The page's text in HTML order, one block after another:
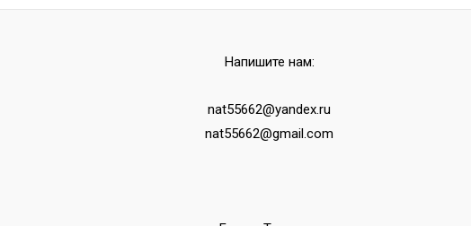
Напишите нам:
nat55662@yandex.ru
nat55662@gmail.com